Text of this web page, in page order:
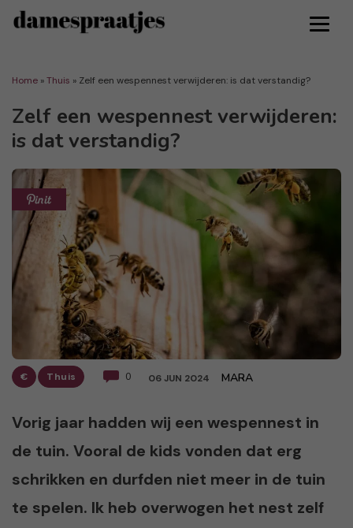
Home »Thuis » Zelf een wespennest verwijderen: is dat verstandig?
Zelf een wespennest verwijderen:
is dat verstandig?
€ Thuis 0 06 JUN 2024 MARA
Vorig jaar hadden wij een wespennest in
de tuin. Vooral de kids vonden dat erg
schrikken en durfden niet meer in de tuin
te spelen. Ik heb overwogen het nest zelf